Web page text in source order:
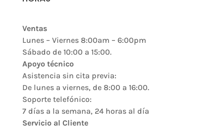
Ventas
Lunes – Viernes 8:00am – 6:00pm
Sábado de 10:00 a 15:00.
Apoyo técnico
Asistencia sin cita previa:
De lunes a viernes, de 8:00 a 16:00.
Soporte telefónico:
7 días a la semana, 24 horas al día
Servicio al Cliente